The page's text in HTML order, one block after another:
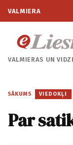
VALMIERA
VALMIERAS UN
SĀKUMS / VIEDOKĻI
Par